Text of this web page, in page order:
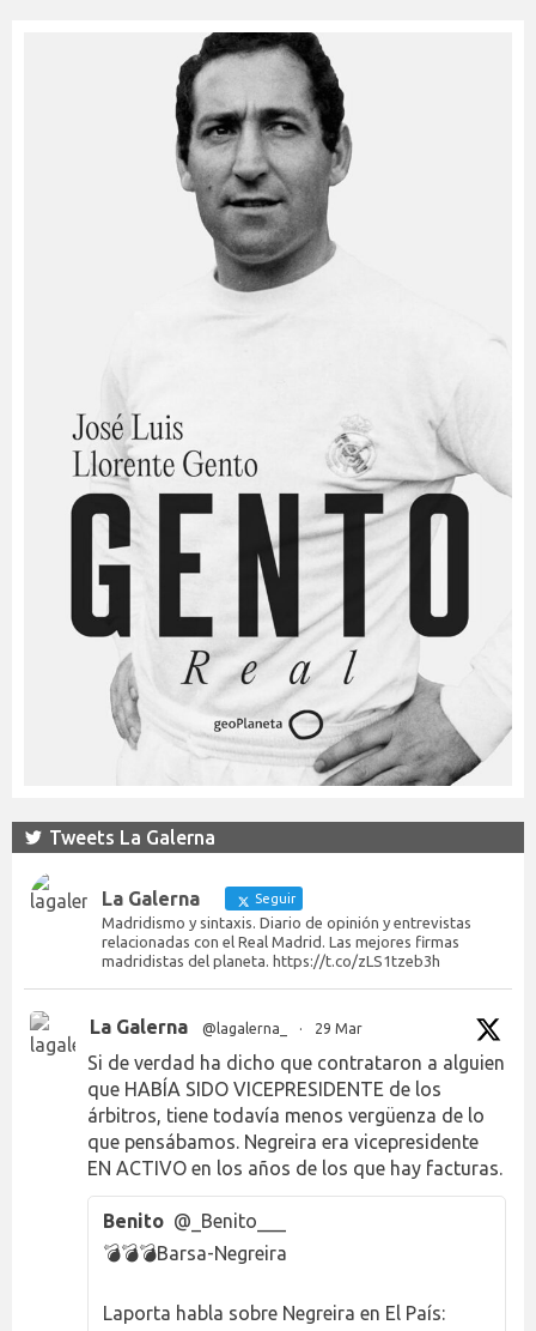
Tweets La Galerna
La Galerna Seguir
Madridismo y sintaxis. Diario de opinión y entrevistas
relacionadas con el Real Madrid. Las mejores firmas
madridistas del planeta. https://t.co/zLS1tzeb3h
La Galerna @lagalerna_ · 29 Mar
Si de verdad ha dicho que contrataron a alguien
que HABÍA SIDO VICEPRESIDENTE de los
árbitros, tiene todavía menos vergüenza de lo
que pensábamos. Negreira era vicepresidente
EN ACTIVO en los años de los que hay facturas.
Benito @_Benito___
💣💣💣Barsa-Negreira
Laporta habla sobre Negreira en El País: